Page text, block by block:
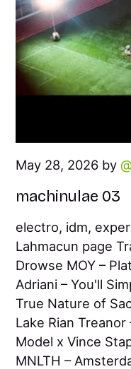
May 28, 2026 by
machinulae 03
electro, idm,
Lahmacun page
Drowse MOY –
Adriani – You'll
True Nature of
Lake Rian Treanor
Model x Vince
MNLTH –